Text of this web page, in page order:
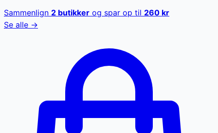
Sammenlign 2 butikker og spar op til 260 kr
Se alle →